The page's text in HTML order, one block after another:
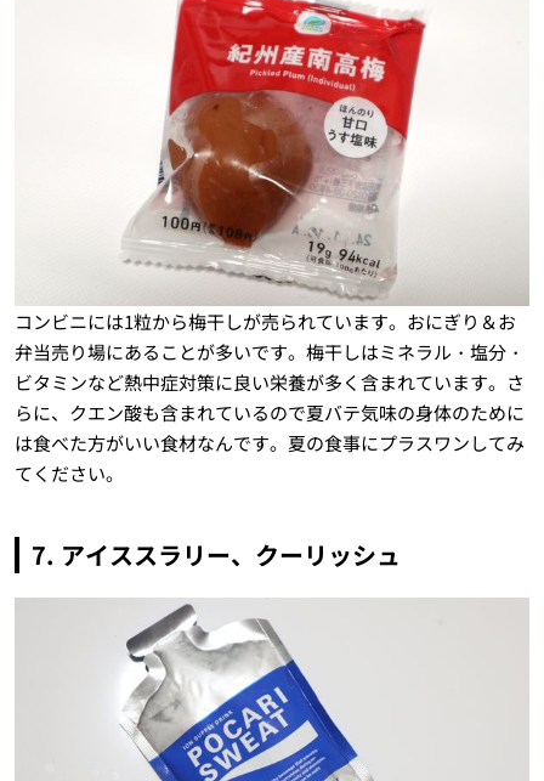
コンビニには1粒から梅干しが売られています。おにぎり＆お
弁当売り場にあることが多いです。梅干しはミネラル・塩分・
ビタミンなど熱中症対策に良い栄養が多く含まれています。さ
らに、クエン酸も含まれているので夏バテ気味の身体のために
は食べた方がいい食材なんです。夏の食事にプラスワンしてみ
てください。
7. アイススラリー、クーリッシュ